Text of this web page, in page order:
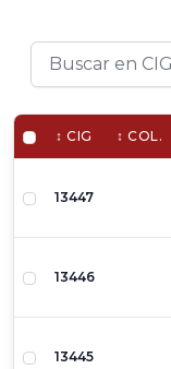
↕ CIG ↕ COL.
13447
13446
13445